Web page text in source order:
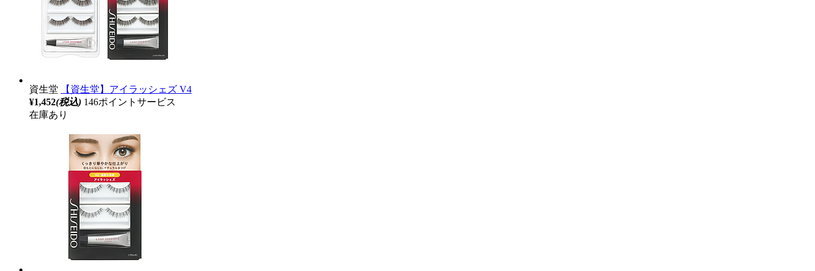
資生堂
【資生堂】アイラッシェズ V4
¥1,452(税込) 146ポイントサービス
在庫あり